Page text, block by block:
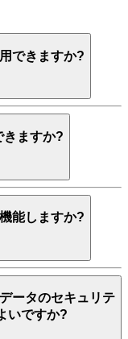
できますか?
きますか?
能しますか?
ータのセキュリテ
いですか?